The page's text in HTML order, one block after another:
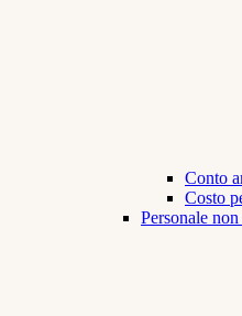
Conto
Costo
Personale